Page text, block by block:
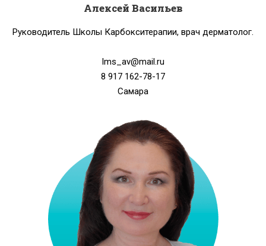
Алексей Васильев
Pуководитель Школы Карбокситерапии, врач дерматолог.
lms_av@mail.ru
8 917 162-78-17
Самара